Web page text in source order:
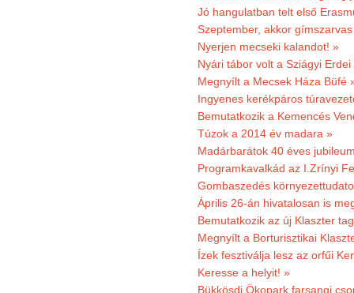
Jó hangulatban telt első
Szeptember, akkor
Nyerjen mecseki kalandot! »
Nyári tábor volt a Sziágyi
Megnyílt a Mecsek Háza Büfé
Ingyenes kerékpáros
Bemutatkozik a Kemencés
Túzok a 2014 év madara »
Madárbarátok 40 éves
Programkavalkád az I.Zrínyi
Gombaszedés
Április 26-án hivatalosan is
Bemutatkozik az új Klaszter
Megnyílt a Borturisztikai
Ízek fesztiválja lesz az orfűi
Keresse a helyit! »
Bükkösdi Ökopark farsangi